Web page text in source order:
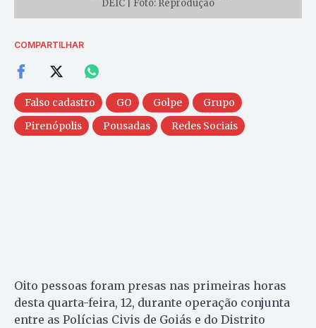
DEIC | Foto: Reprodução
COMPARTILHAR
Falso cadastro GO Golpe
Grupo
Pirenópolis
Pousadas Redes Sociais
Oito pessoas foram presas nas primeiras horas
desta quarta-feira, 12, durante operação conjunta
entre as Polícias Civis de Goiás e do Distrito